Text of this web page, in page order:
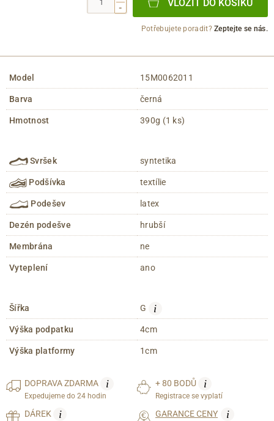
-
VLOŽIT DO KOŠÍKU
Potřebujete poradit?Zeptejte se nás.
Model 15M0062011
Barva černá
Hmotnost 390g (1 ks)
Svršek syntetika
Podšívka textílie
Podešev latex
Dezén podešve hrubší
Membrána ne
Vyteplení ano
Šířka G i
Výška podpatku 4cm
Výška platformy 1cm
DOPRAVAZDARMA i
Expedujeme do 24 hodin
+ 80 BODŮ i
Registrace se vyplatí
DÁREK i GARANCE CENY i